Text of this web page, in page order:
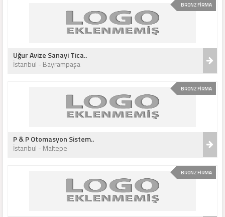
BRONZ FİRMA
Uğur Avize Sanayi Tica..
İstanbul - Bayrampaşa
BRONZ FİRMA
P & P Otomasyon Sistem..
İstanbul - Maltepe
BRONZ FİRMA